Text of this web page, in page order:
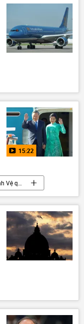
Ấn Độ
15:22